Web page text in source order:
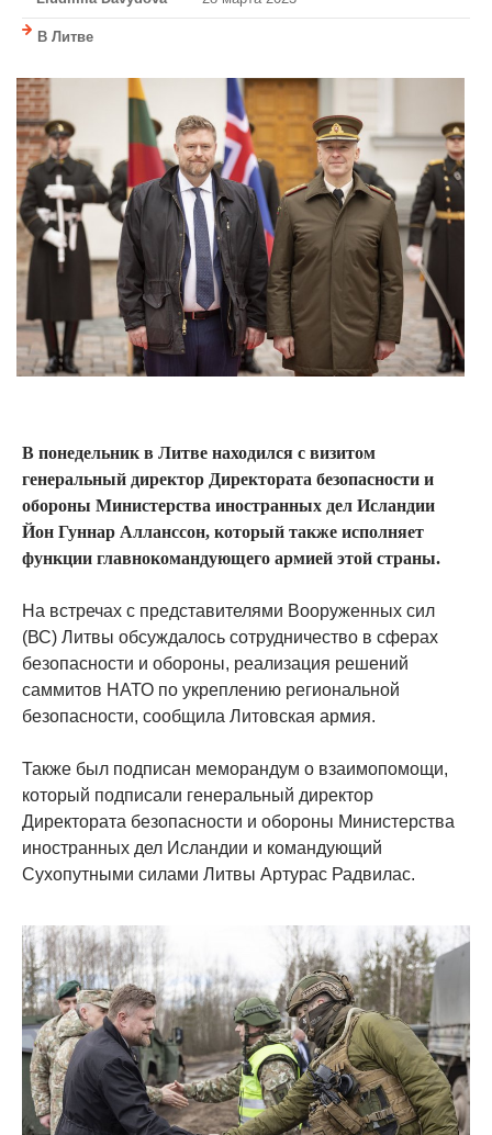
В Литве
В понедельник в Литве находился с визитом
генеральный директор Директората безопасности и
обороны Министерства иностранных дел Исландии
Йон Гуннар Алланссон, который также исполняет
функции главнокомандующего армией этой страны.
На встречах с представителями Вооруженных сил
(ВС) Литвы обсуждалось сотрудничество в сферах
безопасности и обороны, реализация решений
саммитов НАТО по укреплению региональной
безопасности, сообщила Литовская армия.
Также был подписан меморандум о взаимопомощи,
который подписали генеральный директор
Директората безопасности и обороны Министерства
иностранных дел Исландии и командующий
Сухопутными силами Литвы Артурас Радвилас.